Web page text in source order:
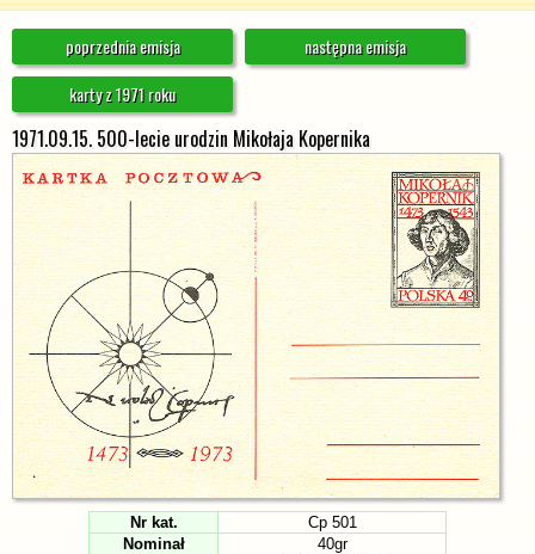
poprzednia emisja
następna emisja
karty z 1971 roku
1971.09.15. 500-lecie urodzin Mikołaja Kopernika
Nr kat.
Cp 501
Nominał
40gr